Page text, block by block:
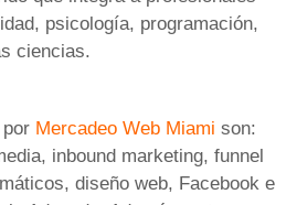
psicología, programación,
ciencias.
Mercadeo Web Miami son:
inbound marketing, funnel
diseño web, Facebook e